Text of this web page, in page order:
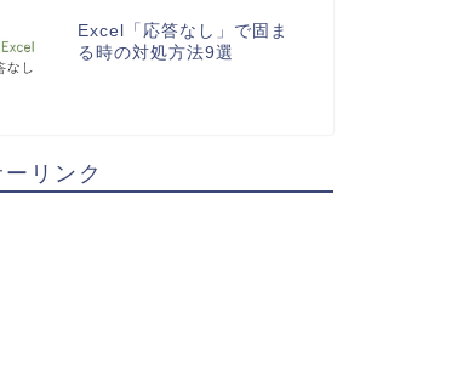
Excel「応答なし」で固ま
る時の対処方法9選
リンク